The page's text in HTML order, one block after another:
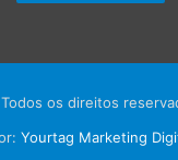
os direitos
Yourtag Marketing